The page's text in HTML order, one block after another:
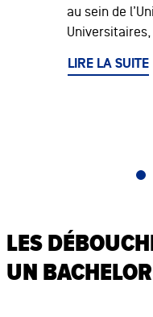
au sein de
Universitaires,
LIRE LA SUITE
LES
UN